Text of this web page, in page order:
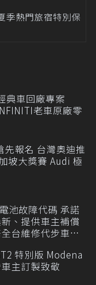
季熱門旅宿特別保
典車回廠專案
老車原廠零
先報名 台灣奧迪推
坡大獎賽 Audi 極
池故障代碼 承諾
、提供車主補償
台維修代步車數
特別版 Modena
主訂製致敬